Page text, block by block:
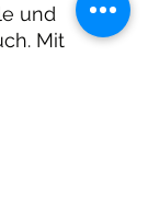
und
Mit